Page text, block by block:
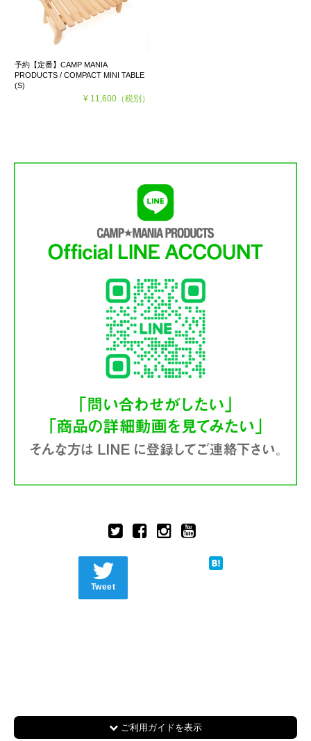
予約【定番】CAMP MANIA
PRODUCTS / COMPACT MINI TABLE
(S)
¥ 11,600（税別）
Tweet
ご利用ガイドを表示